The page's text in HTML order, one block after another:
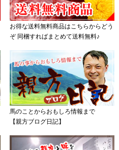
お得な送料無料商品はこちらからどう
ぞ 同梱すればまとめて送料無料♪
馬のことからおもしろ情報まで
【親方ブログ日記】